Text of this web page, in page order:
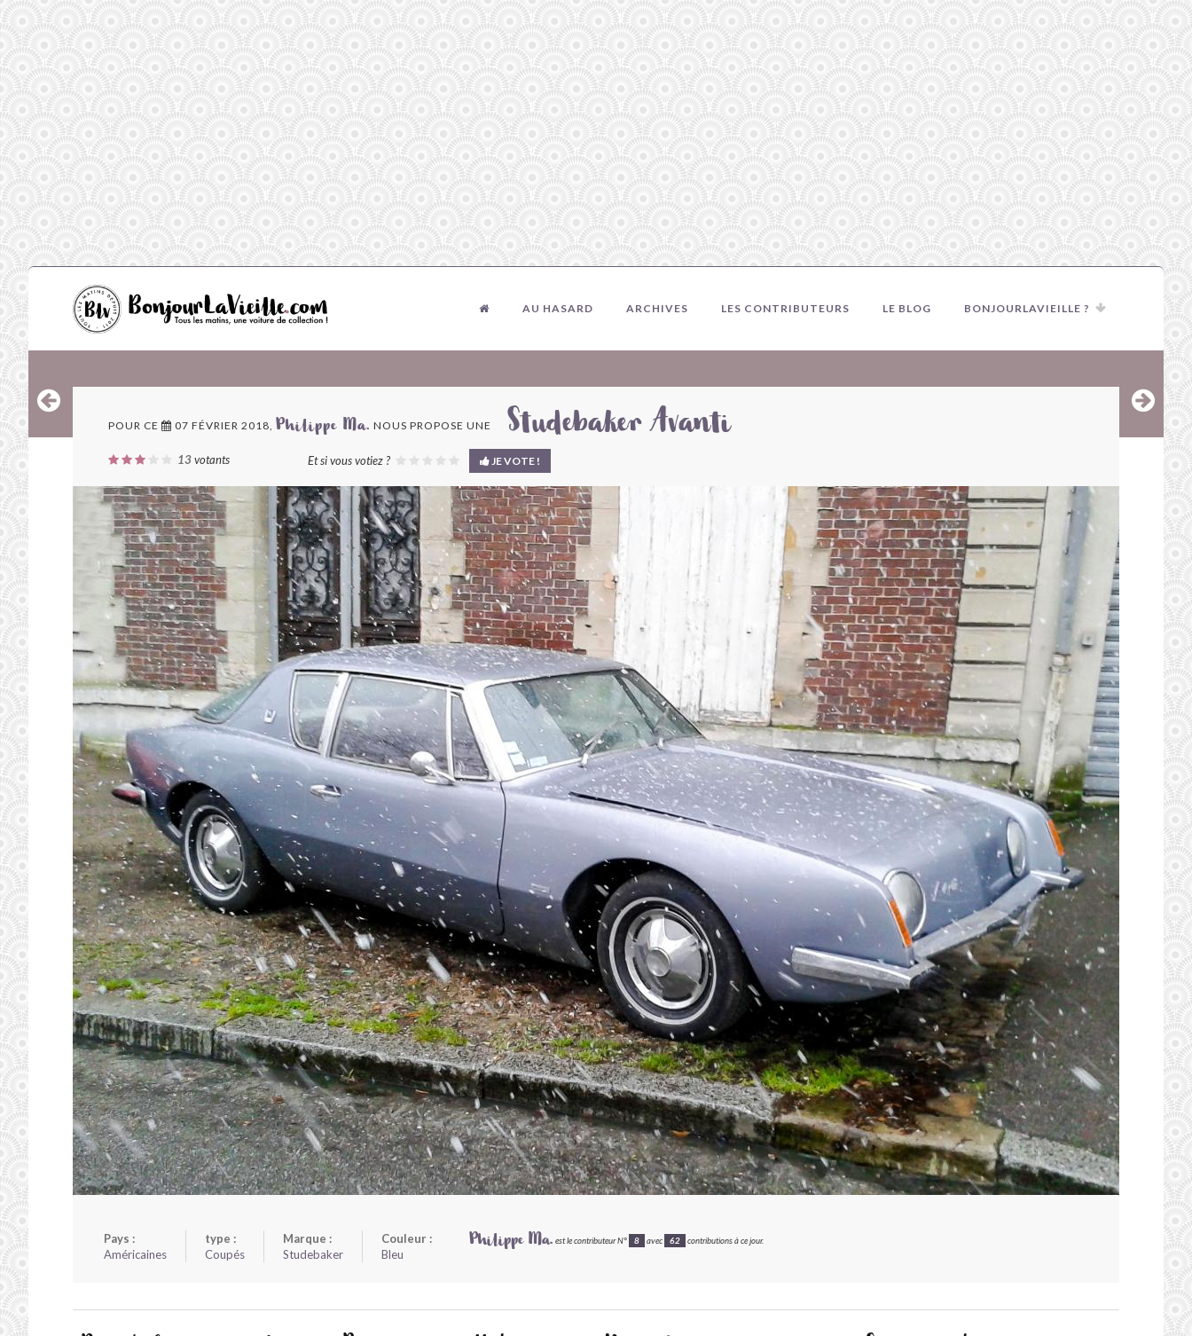
AU HASARD ARCHIVES LES CONTRIBUTEURS LE BLOG BONJOURLAVIEILLE ?
POUR CE 07 FÉVRIER 2018, Philippe Ma. NOUS PROPOSE UNE Studebaker Avanti
13votants Et si vous votiez ? JE VOTE !
Pays :
Américaines
type :
Coupés
Marque :
Studebaker
Couleur :
Bleu
Philippe Ma. est le contributeur N° 8 avec 62 contributions à ce jour.